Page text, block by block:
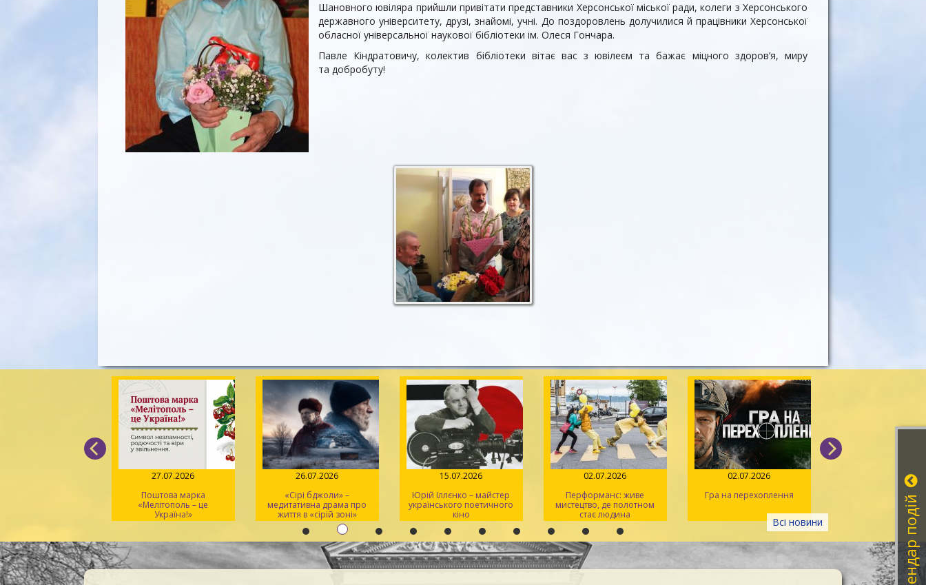
Шановного ювіляра прийшли привітати представники Херсонської міської ради, колеги з Херсонського
державного університету, друзі, знайомі, учні. До поздоровлень долучилися й працівники Херсонської
обласної універсальної наукової бібліотеки ім. Олеся Гончара.
Павле Кіндратовичу, колектив бібліотеки вітає вас з ювілеєм та бажає міцного здоров’я, миру
та добробуту!
Всі новини
26.07.2026
«Сірі бджоли» –
медитативна драма про
життя в «сірій зоні»
15.07.2026
Юрій Іллєнко – майстер
українського поетичного
кіно
02.07.2026
Перформанс: живе
мистецтво, де полотном
стає людина
02.07.2026
Гра на перехоплення
14.06.2026
Іван Миколайчук – душа
10.06.2026
Поштова марка
Всесвітнього дня
крові. «Шанс на
Календар подій